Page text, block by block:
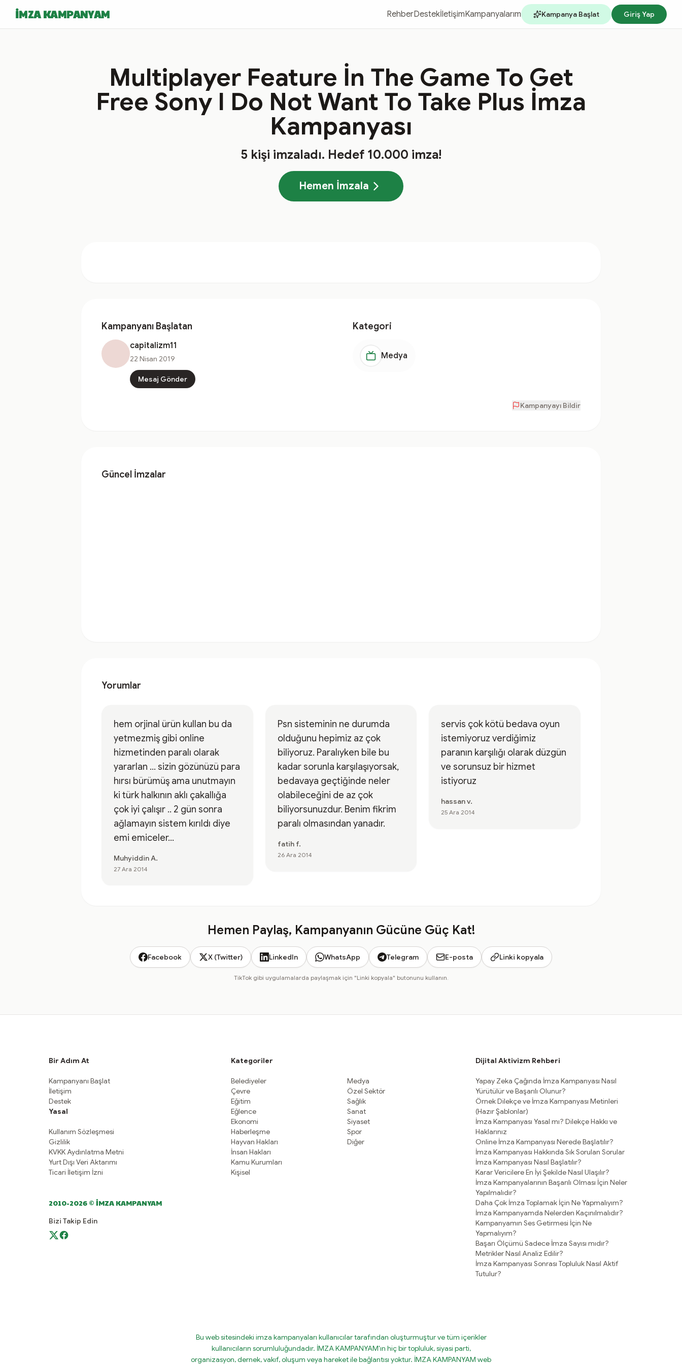
İMZA KAMPANYAM RehberDestekİletişimKampanyalarım Kampanya Başlat Giriş Yap
Multiplayer Feature İn The Game To Get
Free Sony I Do Not Want To Take Plus İmza
Kampanyası
5 kişi imzaladı. Hedef 10.000 imza!
Hemen İmzala
Kampanyanı Başlatan
capitalizm11
22 Nisan 2019
Mesaj Gönder
Kategori
Medya
Kampanyayı Bildir
Güncel İmzalar
Yorumlar
hem orjinal ürün kullan bu da
yetmezmiş gibi online
hizmetinden paralı olarak
yararlan ... sizin gözünüzü para
hırsı bürümüş ama unutmayın
ki türk halkının aklı çakallığa
çok iyi çalışır .. 2 gün sonra
ağlamayın sistem kırıldı diye
emi emiceler...
Muhyiddin A.
27 Ara 2014
Psn sisteminin ne durumda
olduğunu hepimiz az çok
biliyoruz. Paralıyken bile bu
kadar sorunla karşılaşıyorsak,
bedavaya geçtiğinde neler
olabileceğini de az çok
biliyorsunuzdur. Benim fikrim
paralı olmasından yanadır.
fatih f.
26 Ara 2014
servis çok kötü bedava oyun
istemiyoruz verdiğimiz
paranın karşılığı olarak düzgün
ve sorunsuz bir hizmet
istiyoruz
hassan v.
25 Ara 2014
Hemen Paylaş, Kampanyanın Gücüne Güç Kat!
Facebook X (Twitter) LinkedIn WhatsApp Telegram E-posta Linki kopyala
TikTok gibi uygulamalarda paylaşmak için "Linki kopyala" butonunu kullanın.
Bir Adım At
Kampanyanı Başlat
İletişim
Destek
Yasal
Kullanım Sözleşmesi
Gizlilik
KVKK Aydınlatma Metni
Yurt Dışı Veri Aktarımı
Ticari İletişim İzni
2010-2026 © İMZA KAMPANYAM
Bizi Takip Edin
Kategoriler
Belediyeler
Çevre
Eğitim
Eğlence
Ekonomi
Haberleşme
Hayvan Hakları
İnsan Hakları
Kamu Kurumları
Kişisel
Medya
Özel Sektör
Sağlık
Sanat
Siyaset
Spor
Diğer
Dijital Aktivizm Rehberi
Yapay Zeka Çağında İmza Kampanyası Nasıl
Yürütülür ve Başarılı Olunur?
Örnek Dilekçe ve İmza Kampanyası Metinleri
(Hazır Şablonlar)
İmza Kampanyası Yasal mı? Dilekçe Hakkı ve
Haklarınız
Online İmza Kampanyası Nerede Başlatılır?
İmza Kampanyası Hakkında Sık Sorulan Sorular
İmza Kampanyası Nasıl Başlatılır?
Karar Vericilere En İyi Şekilde Nasıl Ulaşılır?
İmza Kampanyalarının Başarılı Olması İçin Neler
Yapılmalıdır?
Daha Çok İmza Toplamak İçin Ne Yapmalıyım?
İmza Kampanyamda Nelerden Kaçınılmalıdır?
Kampanyamın Ses Getirmesi İçin Ne
Yapmalıyım?
Başarı Ölçümü Sadece İmza Sayısı mıdır?
Metrikler Nasıl Analiz Edilir?
İmza Kampanyası Sonrası Topluluk Nasıl Aktif
Tutulur?
Bu web sitesindeki imza kampanyaları kullanıcılar tarafından oluşturmuştur ve tüm içerikler
kullanıcıların sorumluluğundadır. İMZA KAMPANYAM'ın hiç bir topluluk, siyasi parti,
organizasyon, dernek, vakıf, oluşum veya hareket ile bağlantısı yoktur. İMZA KAMPANYAM web